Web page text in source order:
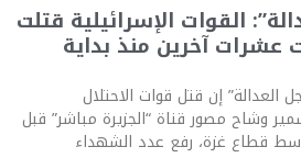
القوات الإسرائيلية قتلت
عشرات آخرين منذ بداية
إن قتل قوات الاحتلال
وشاح مصور قناة “الجزيرة مباشر” قبل
قطاع غزة، رفع عدد الشهداء